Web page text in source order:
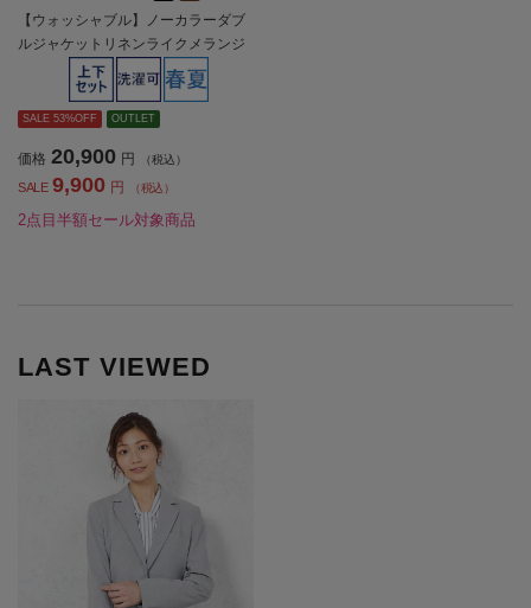
【ウォッシャブル】ノーカラーダブ
ルジャケットリネンライクメランジ
生地無地SOFFICE春夏【レディー
SALE 53%OFF OUTLET
価格 20,900 円 （税込）
SALE 9,900 円 （税込）
2点目半額セール対象商品
LAST VIEWED